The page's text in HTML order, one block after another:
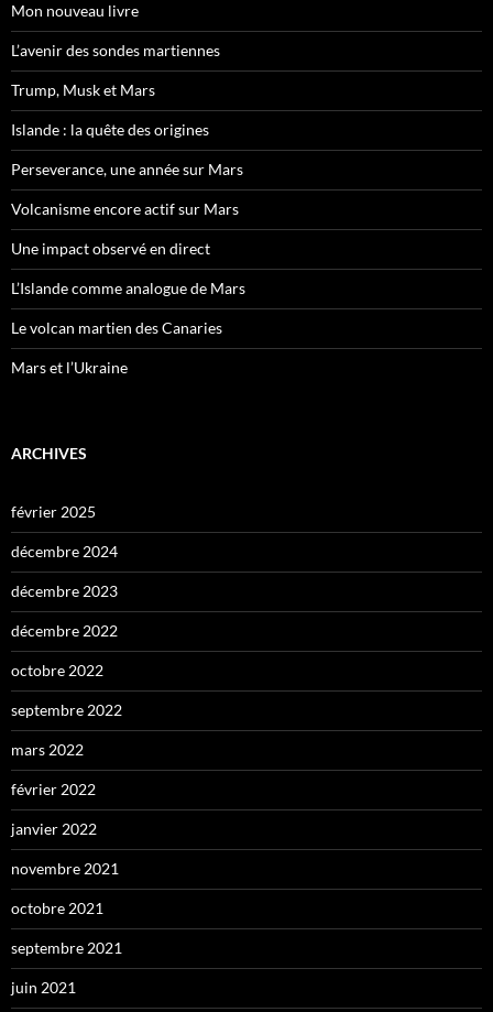
Mon nouveau livre
L’avenir des sondes martiennes
Trump, Musk et Mars
Islande : la quête des origines
Perseverance, une année sur Mars
Volcanisme encore actif sur Mars
Une impact observé en direct
L’Islande comme analogue de Mars
Le volcan martien des Canaries
Mars et l’Ukraine
ARCHIVES
février 2025
décembre 2024
décembre 2023
décembre 2022
octobre 2022
septembre 2022
mars 2022
février 2022
janvier 2022
novembre 2021
octobre 2021
septembre 2021
juin 2021